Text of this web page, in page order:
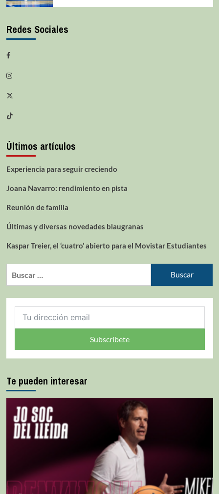
Redes Sociales
Últimos artículos
Experiencia para seguir creciendo
Joana Navarro: rendimiento en pista
Reunión de familia
Últimas y diversas novedades blaugranas
Kaspar Treier, el ‘cuatro’ abierto para el Movistar Estudiantes
Subscríbete
Te pueden interesar